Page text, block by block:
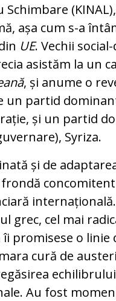
așa cum s-a
UE. Vechii
asistăm la un
, și anume o
un partid
și un partid
Syriza.
și de
grec, cel mai
promisese o linie
cură de
Au fost